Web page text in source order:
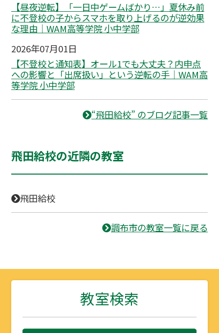
【昼夜逆転】「一日中ゲームばかり…」夏休み前
に不登校の子からスマホを取り上げるのが逆効果
な理由｜WAM高等学院 小中学部
2026年07月01日
【不登校と通知表】オール1でも大丈夫？内申点
への影響と「出席扱い」という逆転の手｜WAM高
等学院 小中学部
“飛田給校” のブログ記事一覧
飛田給校の近隣の教室
飛田給校
調布市の教室一覧に戻る
教室検索